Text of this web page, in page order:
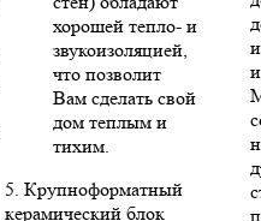
хорошей тепло- и
звукоизоляцией,
что позволит
Вам сделать свой
дом теплым и
тихим.
5. Крупноформатный
керамический блок